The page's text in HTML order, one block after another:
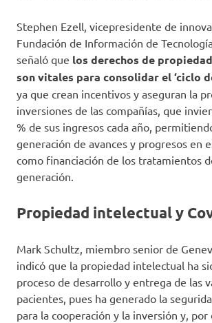
Stephen Ezell, vicepresidente de
Fundación de Información de
señaló que los derechos de
son vitales para consolidar el ‘ciclo
ya que crean incentivos y aseguran la
inversiones de las compañías, que
% de sus ingresos cada año,
generación de avances y progresos en
como financiación de los tratamientos
generación.
Propiedad intelectual y
Mark Schultz, miembro senior de
indicó que la propiedad intelectual ha
proceso de desarrollo y entrega de las
pacientes, pues ha generado la
para la cooperación y la inversión y, por